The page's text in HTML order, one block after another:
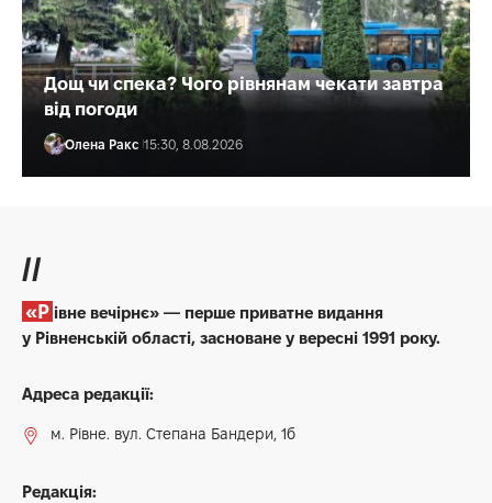
Дощ чи спека? Чого рівнянам чекати завтра
від погоди
Олена Ракс 15:30, 8.08.2026
//
«Рівне вечірнє» — перше приватне видання
у Рівненській області, засноване у вересні 1991 року.
Адреса редакції:
м. Рівне. вул. Степана Бандери, 1б
Редакція: